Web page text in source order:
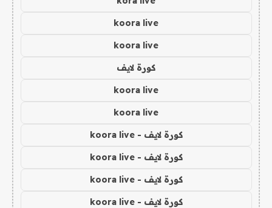
koora live
koora live
كورة لايف
koora live
koora live
كورة لايف - koora live
كورة لايف - koora live
كورة لايف - koora live
كورة لايف - koora live